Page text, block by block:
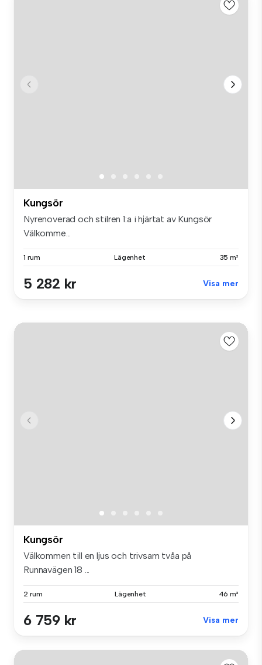
Kungsör
Nyrenoverad och stilren 1:a i hjärtat av Kungsör
Välkomme...
1 rum Lägenhet 35 m²
5 282 kr Visa mer
Kungsör
Välkommen till en ljus och trivsam tvåa på
Runnavägen 18 ...
2 rum Lägenhet 46 m²
6 759 kr Visa mer